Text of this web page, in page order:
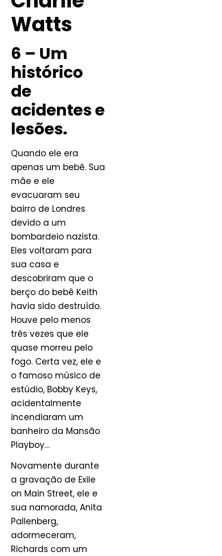
Watts
6 – Um
histórico
de
acidentes e
lesões.
Quando ele era
apenas um bebê. Sua
mãe e ele
evacuaram seu
bairro de Londres
devido a um
bombardeio nazista.
Eles voltaram para
sua casa e
descobriram que o
berço do bebê Keith
havia sido destruído.
Houve pelo menos
três vezes que ele
quase morreu pelo
fogo. Certa vez, ele e
o famoso músico de
estúdio, Bobby Keys,
acidentalmente
incendiaram um
banheiro da Mansão
Playboy…
Novamente durante
a gravação de Exile
on Main Street, ele e
sua namorada, Anita
Pallenberg,
adormeceram,
Richards com um